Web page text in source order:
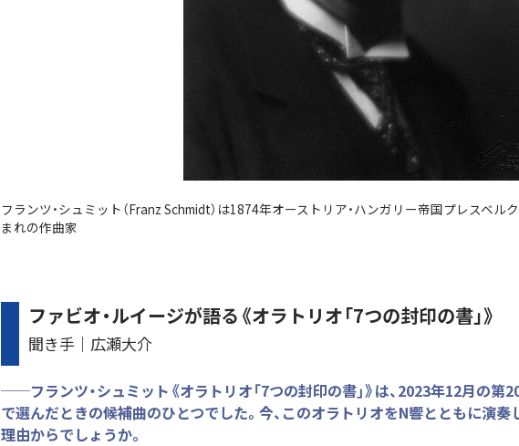
フランツ・シュミット（Franz Schmidt）は1874年オーストリア・ハンガリー帝国プレスベル
まれの作曲家
ファビオ・ルイージが語る《オラトリオ「7つの封印の書」》
聞き手│広瀬大介
──フランツ・シュミット《オラトリオ「7つの封印の書」》は、2023年12月の
で選んだときの候補曲のひとつでした。今、このオラトリオをN響とともに演
理由からでしょうか。